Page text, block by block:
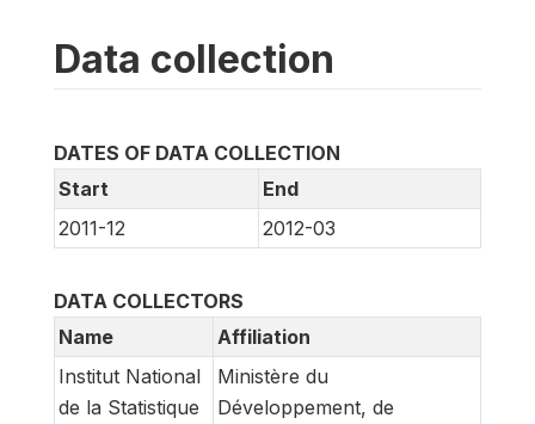
Data collection
DATES OF DATA COLLECTION
Start
End
2011-12
2012-03
DATA COLLECTORS
Name
Affiliation
Institut National
de la Statistique
Ministère du
Développement, de